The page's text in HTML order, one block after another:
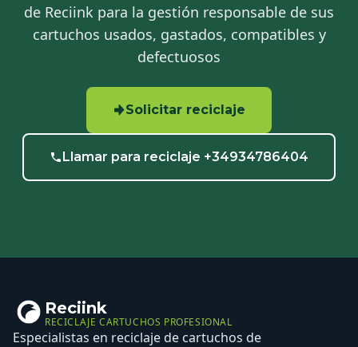
de Reciink para la gestión responsable de sus
cartuchos usados, gastados, compatibles y
defectuosos
Solicitar reciclaje
Llamar para reciclaje +34934786404
Reciink
RECICLAJE CARTUCHOS PROFESIONAL
Especialistas en reciclaje de cartuchos de